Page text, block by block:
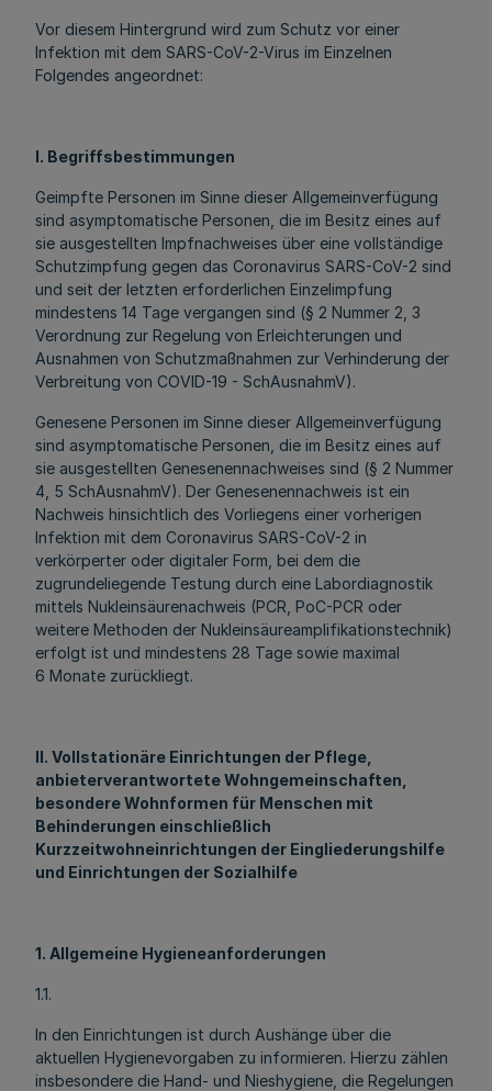
Vor diesem Hintergrund wird zum Schutz vor einer
Infektion mit dem SARS-CoV-2-Virus im Einzelnen
Folgendes angeordnet:
I. Begriffsbestimmungen
Geimpfte Personen im Sinne dieser Allgemeinverfügung
sind asymptomatische Personen, die im Besitz eines auf
sie ausgestellten Impfnachweises über eine vollständige
Schutzimpfung gegen das Coronavirus SARS-CoV-2 sind
und seit der letzten erforderlichen Einzelimpfung
mindestens 14 Tage vergangen sind (§ 2 Nummer 2, 3
Verordnung zur Regelung von Erleichterungen und
Ausnahmen von Schutzmaßnahmen zur Verhinderung der
Verbreitung von COVID-19 - SchAusnahmV).
Genesene Personen im Sinne dieser Allgemeinverfügung
sind asymptomatische Personen, die im Besitz eines auf
sie ausgestellten Genesenennachweises sind (§ 2 Nummer
4, 5 SchAusnahmV). Der Genesenennachweis ist ein
Nachweis hinsichtlich des Vorliegens einer vorherigen
Infektion mit dem Coronavirus SARS-CoV-2 in
verkörperter oder digitaler Form, bei dem die
zugrundeliegende Testung durch eine Labordiagnostik
mittels Nukleinsäurenachweis (PCR, PoC-PCR oder
weitere Methoden der Nukleinsäureamplifikationstechnik)
erfolgt ist und mindestens 28 Tage sowie maximal
6 Monate zurückliegt.
II. Vollstationäre Einrichtungen der Pflege,
anbieterverantwortete Wohngemeinschaften,
besondere Wohnformen für Menschen mit
Behinderungen einschließlich
Kurzzeitwohneinrichtungen der Eingliederungshilfe
und Einrichtungen der Sozialhilfe
1. Allgemeine Hygieneanforderungen
1.1.
In den Einrichtungen ist durch Aushänge über die
aktuellen Hygienevorgaben zu informieren. Hierzu zählen
insbesondere die Hand- und Nieshygiene, die Regelungen